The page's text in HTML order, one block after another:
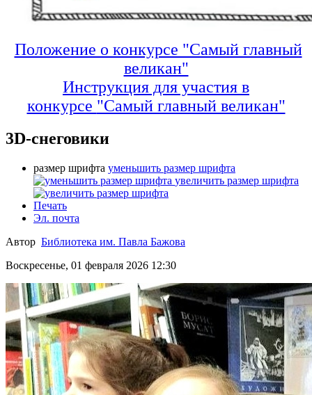
Положение о конкурсе "Самый главный
великан"
Инструкция для участия в
конкурсе "Самый главный великан"
3D-снеговики
размер шрифта уменьшить размер шрифта
увеличить размер шрифта
Печать
Эл. почта
Автор Библиотека им. Павла Бажова
Воскресенье, 01 февраля 2026 12:30